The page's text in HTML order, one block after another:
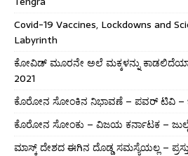
Covid-19 Vaccines, Lockdowns and
Labyrinth
ಕೋವಿಡ್ ಮೂರನೇ ಅಲೆ ಮಕ್ಕಳನ್ನು
2021
ಕೊರೋನ ಸೋಂಕಿನ ನಿಭಾವಣೆ – ಪವರ್ ಟಿವಿ –
ಕೊರೋನ ಸೋಂಕು – ವಿಜಯ ಕರ್ನಾಟಕ –
ಮಾಸ್ಕ್ ದೇಶದ ಈಗಿನ ದೊಡ್ಡ ಸಮಸ್ಯೆಯಲ್ಲ –